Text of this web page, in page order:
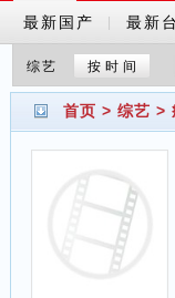
最新国产
剧
最新
综艺 按时间
首页 > 综艺 >